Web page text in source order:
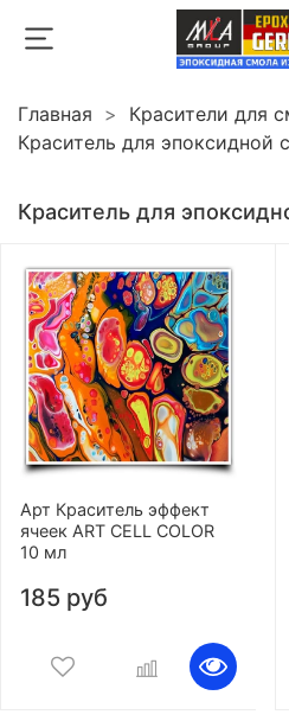
Главная
Красители для
Краситель для эпоксидной
Краситель для
Арт Краситель эффект
ячеек ART CELL COLOR
10 мл
185 руб